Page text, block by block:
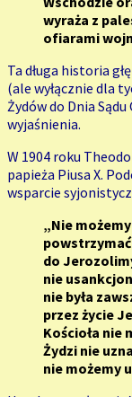
wyraża z
ofiarami
Ta długa historia
(ale wyłącznie dla
Żydów do Dnia
wyjaśnienia.
W 1904 roku
papieża Piusa X.
wsparcie
„Nie
do
nie
nie była
przez życie
Kościoła nie
Żydzi nie
nie możemy